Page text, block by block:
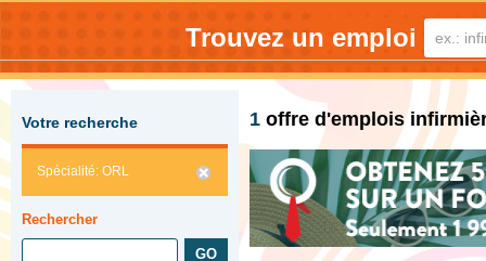
Trouvez un emploi
Votre recherche
Spécialité: ORL
Rechercher
1 offre d'emplois